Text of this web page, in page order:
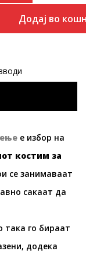
Додај во
е избор на
костим за
се занимаваат
сакаат да
така го бираат
додека